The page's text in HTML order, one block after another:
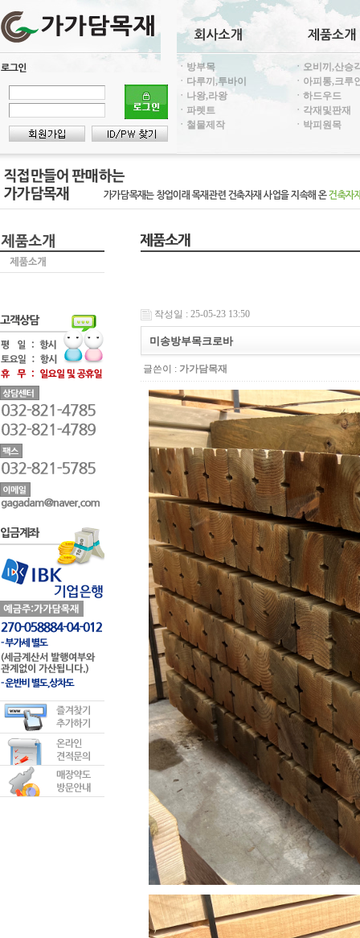
ㆍ방부목
ㆍ오비끼,산승
ㆍ다루끼,투바이
ㆍ아피통,크루
ㆍ나왕,라왕
ㆍ하드우드
ㆍ파렛트
ㆍ각재및판재
ㆍ철물제작
ㆍ박피원목
작성일 : 25-05-23 13:50
미송방부목크로바
글쓴이 : 가가담목재